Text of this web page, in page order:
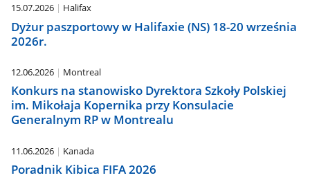
15.07.2026 Halifax
Dyżur paszportowy w Halifaxie (NS) 18-20 września
2026r.
12.06.2026 Montreal
Konkurs na stanowisko Dyrektora Szkoły Polskiej
im. Mikołaja Kopernika przy Konsulacie
Generalnym RP w Montrealu
11.06.2026 Kanada
Poradnik Kibica FIFA 2026